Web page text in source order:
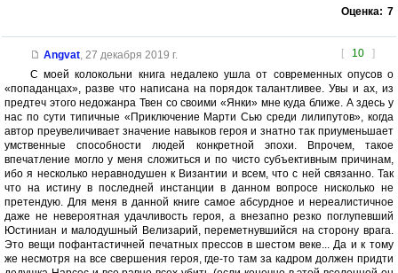
Оценка: 7
[ 10 ]
Angvat, 27 декабря 2019 г.
С моей колокольни книга недалеко ушла от современных опусов о
«попаданцах», разве что написана на порядок талантливее. Увы и ах, из
предтеч этого недожанра Твен со своими «Янки» мне куда ближе. А здесь у
нас по сути типичные «Приключение Марти Сью среди лилипутов», когда
автор преувеличивает значение навыков героя и знатно так приуменьшает
умственные способности людей конкретной эпохи. Впрочем, такое
впечатление могло у меня сложиться и по чисто субъективным причинам,
ибо я несколько неравнодушен к Византии и всем, что с ней связанно. Так
что на истину в последней инстанции в данном вопросе нисколько не
претендую. Для меня в данной книге самое абсурдное и нереалистичное
даже не невероятная удачливость героя, а внезапно резко поглупевший
Юстиниан и малодушный Велизарий, переметнувшийся на сторону врага.
Это вещи пофантастичней печатных прессов в шестом веке... Да и к тому
же несмотря на все свершения героя, где-то там за кадром должен придти